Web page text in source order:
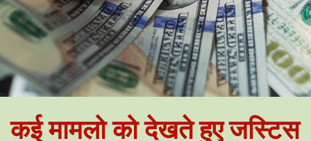
कई मामलो को देखते हुए जस्टिस